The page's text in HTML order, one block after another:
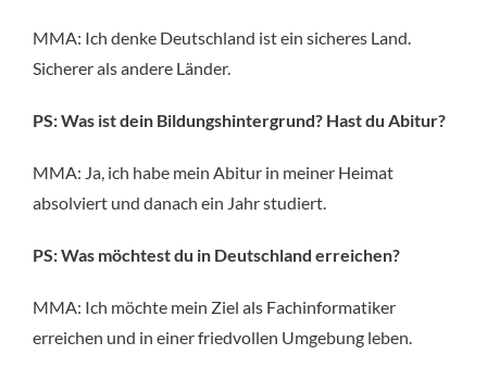
MMA: Ich denke Deutschland ist ein sicheres Land.
Sicherer als andere Länder.
PS: Was ist dein Bildungshintergrund? Hast du Abitur?
MMA: Ja, ich habe mein Abitur in meiner Heimat
absolviert und danach ein Jahr studiert.
PS: Was möchtest du in Deutschland erreichen?
MMA: Ich möchte mein Ziel als Fachinformatiker
erreichen und in einer friedvollen Umgebung leben.